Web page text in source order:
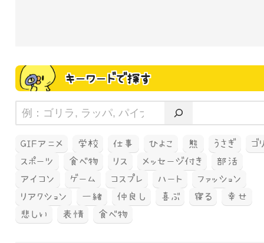
キーワードで探す
GIFアニメ 学校 仕事 ひよこ 熊 うさぎ
ゴ
スポーツ
食べ物 リス メッセージ付き
部活
アイコン
ゲーム コスプレ ハート
ファッション
リアクション
一緒 仲良し 喜ぶ 寝る
幸せ
悲しい
表情 食べ物